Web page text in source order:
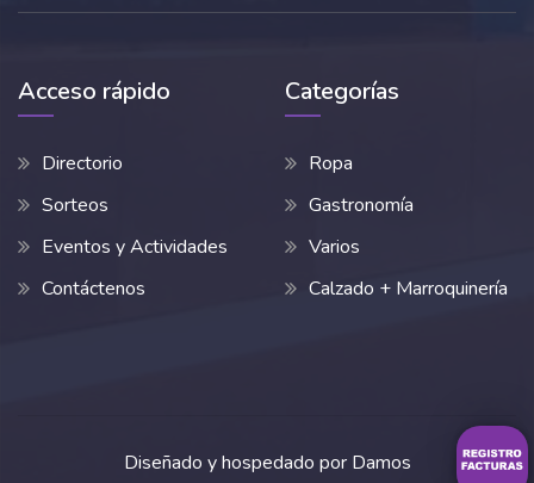
Acceso rápido
Directorio
Sorteos
Eventos y Actividades
Contáctenos
Categorías
Ropa
Gastronomía
Varios
Calzado + Marroquinería
Diseñado y hospedado por Damos